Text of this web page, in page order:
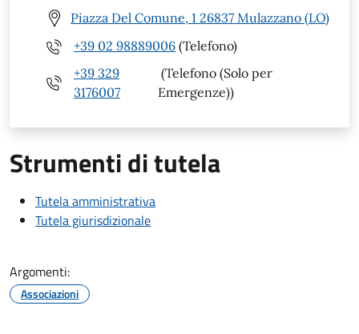
Piazza Del Comune, 1 26837 Mulazzano (LO)
+39 02 98889006 (Telefono)
+39 329
3176007
(Telefono (Solo per
Emergenze))
Strumenti di tutela
Tutela amministrativa
Tutela giurisdizionale
Argomenti:
Associazioni